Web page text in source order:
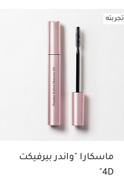
تخط إلى المحتوى
تجربته
ماسكارا "واندر بيرفيكت
4D"